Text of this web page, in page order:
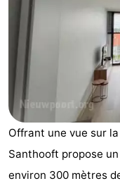
nuit
Holiday
Suites
Nieuwpoort
Holiday
Suites
Westende
Campings
Chambre
d'hôtes
Chaumières
Offrant une vue sur
Santhooft propose
environ 300 mètres